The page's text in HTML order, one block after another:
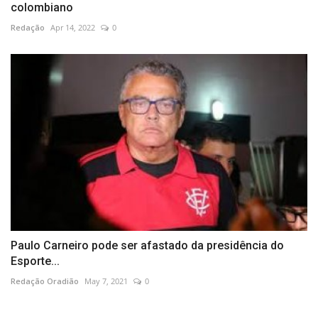
colombiano
Redação Apr 14, 2022 0
Paulo Carneiro pode ser afastado da presidência do
Esporte...
Redação Oradião May 7, 2021 0